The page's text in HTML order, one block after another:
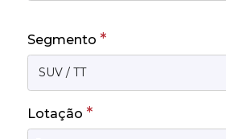
Segmento *
Lotação *